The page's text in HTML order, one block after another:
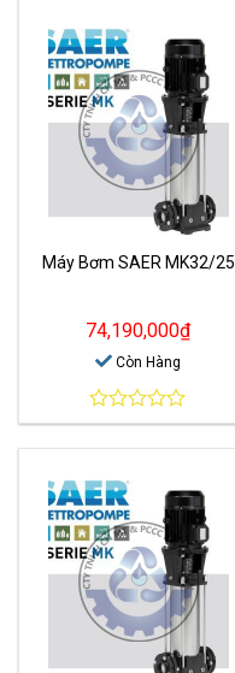
Máy Bơm SAER MK32/25
74,190,000₫
Còn Hàng
0
out
5